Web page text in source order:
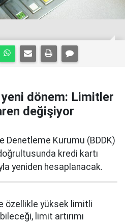
dönem: Limitler
değişiyor
Denetleme Kurumu (BDDK)
kredi kartı
yeniden hesaplanacak.
özellikle yüksek limitli
limit artırımı